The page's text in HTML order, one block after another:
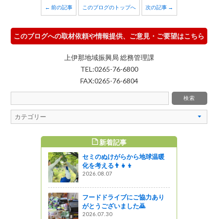
← 前の記事 このブログのトップへ 次の記事 →
このブログへの取材依頼や情報提供、ご意見・ご要望はこちら
上伊那地域振興局 総務管理課
TEL:0265-76-6800
FAX:0265-76-6804
新着記事
セミのぬけがらから地球温暖
化を考える👨‍👧‍👦
2026.08.07
フードドライブにご協力あり
がとうございました🙇
2026.07.30